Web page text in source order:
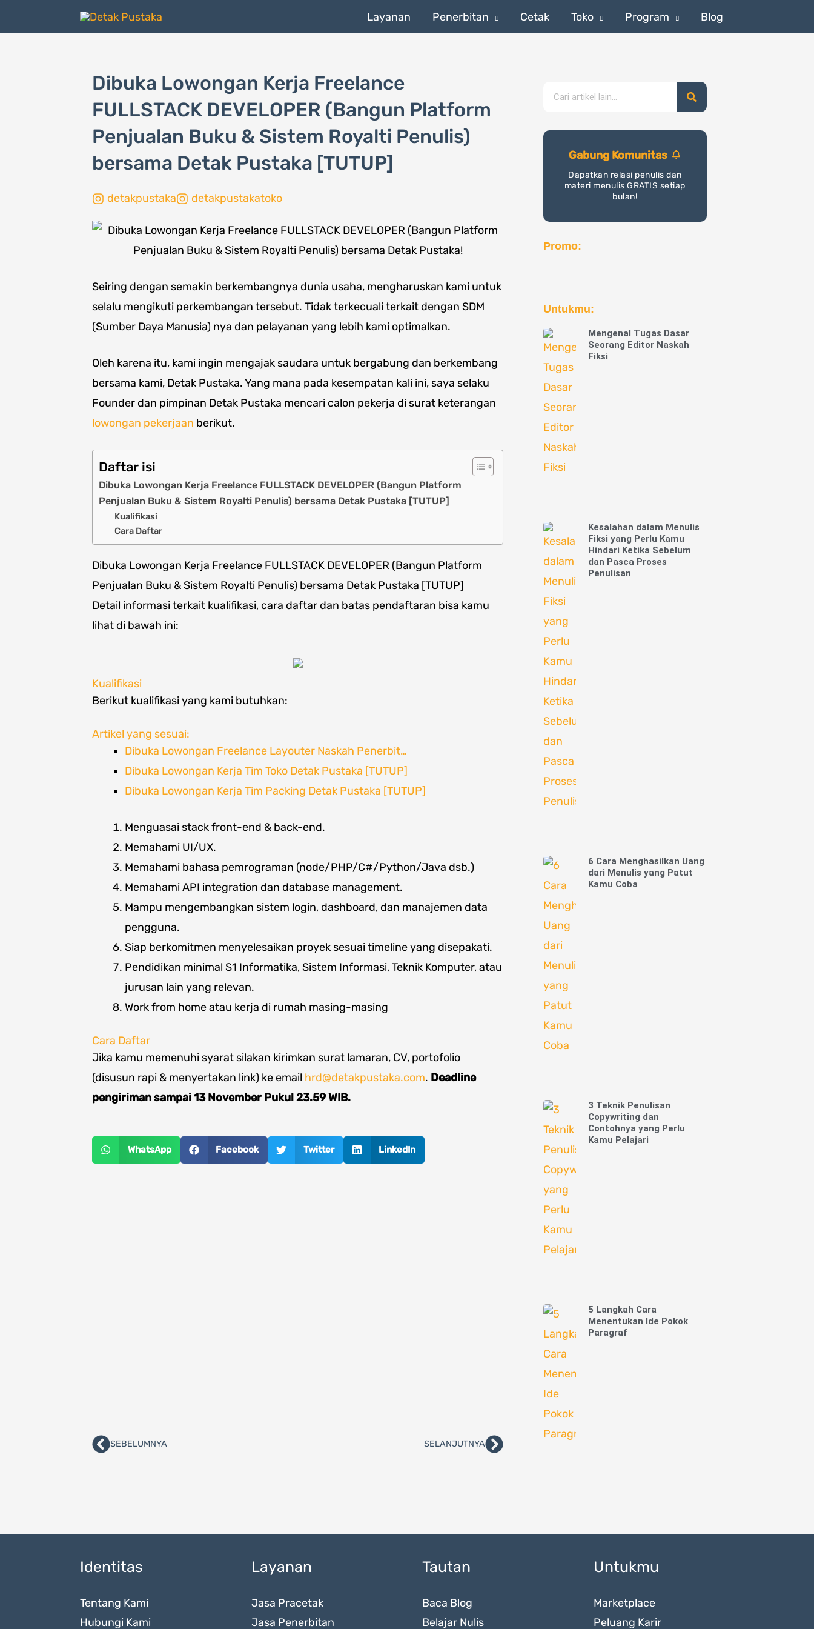
Layanan Penerbitan Cetak Toko Program Blog
Dibuka Lowongan Kerja Freelance
FULLSTACK DEVELOPER (Bangun Platform
Penjualan Buku & Sistem Royalti Penulis)
bersama Detak Pustaka [TUTUP]
detakpustaka detakpustakatoko
Seiring dengan semakin berkembangnya dunia usaha, mengharuskan kami untuk
selalu mengikuti perkembangan tersebut. Tidak terkecuali terkait dengan SDM
(Sumber Daya Manusia) nya dan pelayanan yang lebih kami optimalkan.
Oleh karena itu, kami ingin mengajak saudara untuk bergabung dan berkembang
bersama kami, Detak Pustaka. Yang mana pada kesempatan kali ini, saya selaku
Founder dan pimpinan Detak Pustaka mencari calon pekerja di surat keterangan
lowongan pekerjaan berikut.
Daftar isi
Dibuka Lowongan Kerja Freelance FULLSTACK DEVELOPER (Bangun Platform
Penjualan Buku & Sistem Royalti Penulis) bersama Detak Pustaka [TUTUP]
Kualifikasi
Cara Daftar
Dibuka Lowongan Kerja Freelance FULLSTACK DEVELOPER (Bangun Platform
Penjualan Buku & Sistem Royalti Penulis) bersama Detak Pustaka [TUTUP]
Detail informasi terkait kualifikasi, cara daftar dan batas pendaftaran bisa kamu
lihat di bawah ini:
Kualifikasi
Berikut kualifikasi yang kami butuhkan:
Artikel yang sesuai:
Dibuka Lowongan Freelance Layouter Naskah Penerbit…
Dibuka Lowongan Kerja Tim Toko Detak Pustaka [TUTUP]
Dibuka Lowongan Kerja Tim Packing Detak Pustaka [TUTUP]
Menguasai stack front-end & back-end.
Memahami UI/UX.
Memahami bahasa pemrograman (node/PHP/C#/Python/Java dsb.)
Memahami API integration dan database management.
Mampu mengembangkan sistem login, dashboard, dan manajemen data
pengguna.
Siap berkomitmen menyelesaikan proyek sesuai timeline yang disepakati.
Pendidikan minimal S1 Informatika, Sistem Informasi, Teknik Komputer, atau
jurusan lain yang relevan.
Work from home atau kerja di rumah masing-masing
Cara Daftar
Jika kamu memenuhi syarat silakan kirimkan surat lamaran, CV, portofolio
(disusun rapi & menyertakan link) ke email hrd@detakpustaka.com. Deadline
pengiriman sampai 13 November Pukul 23.59 WIB.
WhatsApp Facebook Twitter LinkedIn
PrevSEBELUMNYA SELANJUTNYANext
Gabung Komunitas
Dapatkan relasi penulis dan
materi menulis GRATIS setiap
bulan!
Promo:
Untukmu:
Mengenal Tugas Dasar
Seorang Editor Naskah
Fiksi
Kesalahan dalam Menulis
Fiksi yang Perlu Kamu
Hindari Ketika Sebelum
dan Pasca Proses
Penulisan
6 Cara Menghasilkan Uang
dari Menulis yang Patut
Kamu Coba
3 Teknik Penulisan
Copywriting dan
Contohnya yang Perlu
Kamu Pelajari
5 Langkah Cara
Menentukan Ide Pokok
Paragraf
Identitas
Tentang Kami
Hubungi Kami
Layanan
Jasa Pracetak
Jasa Penerbitan
Tautan
Baca Blog
Belajar Nulis
Untukmu
Marketplace
Peluang Karir